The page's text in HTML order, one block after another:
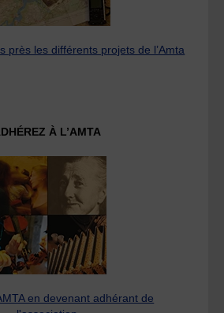
près les différents projets de l’Amta
À L’AMTA
en devenant adhérant de